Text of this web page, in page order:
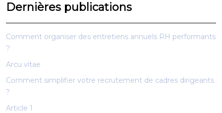
Dernières publications
Comment organiser des entretiens annuels RH performants
?
Arcu vitae
Comment simplifier votre recrutement de cadres dirigeants
?
Article 1